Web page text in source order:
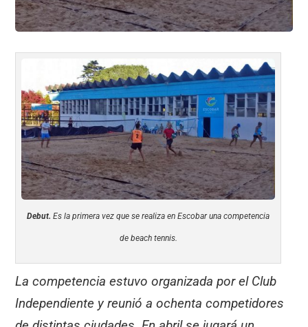
Debut. Es la primera vez que se realiza en Escobar una competencia
de beach tennis.
La competencia estuvo organizada por el Club
Independiente y reunió a ochenta competidores